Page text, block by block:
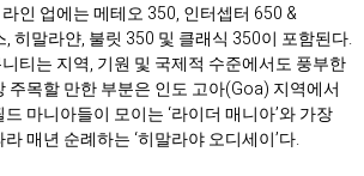
인 업에는 메테오 350, 인터셉터 650 &
히말라얀, 불릿 350 및 클래식 350이 포함된다.
티는 지역, 기원 및 국제적 수준에서도 풍부한
주목할 만한 부분은 인도 고아(Goa) 지역에서
마니아들이 모이는 ‘라이더 매니아’와 가장
매년 순례하는 ‘히말라야 오디세이’다.